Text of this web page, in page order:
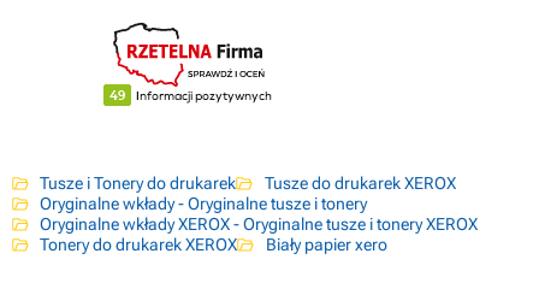
Tusze i Tonery do drukarek
Tusze do drukarek XEROX
Oryginalne wkłady - Oryginalne tusze i tonery
Oryginalne wkłady XEROX - Oryginalne tusze i tonery XEROX
Tonery do drukarek XEROX
Biały papier xero